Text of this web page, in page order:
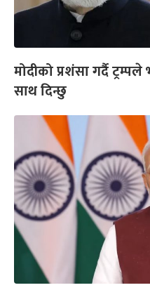
मोदीको प्रशंसा गर्दै
साथ दिन्छु